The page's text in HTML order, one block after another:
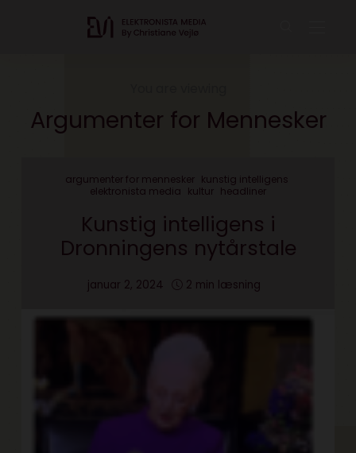
Argumenter for Mennesker
argumenter for mennesker kunstig intelligens
elektronista media kultur headliner
Kunstig intelligens i
Dronningens nytårstale
januar 2, 2024 2 min læsning